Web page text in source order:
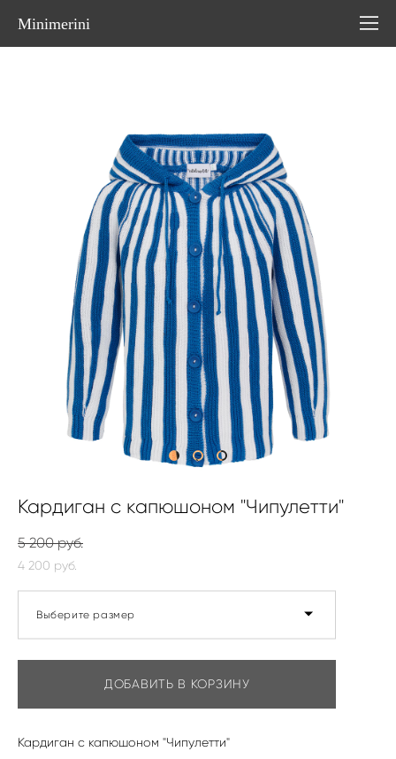
Minimerini
Кардиган с капюшоном "Чипулетти"
5 200 pуб.
4 200 pуб.
Выберите размер
ДОБАВИТЬ В КОРЗИНУ
Кардиган с капюшоном "Чипулетти"